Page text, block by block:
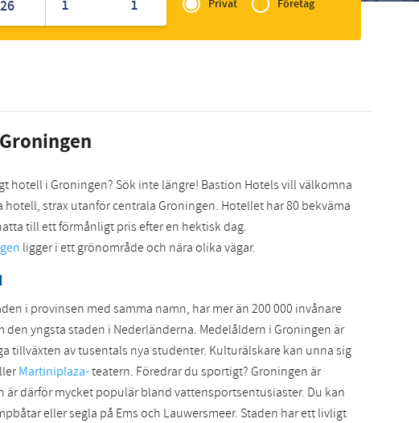
1 1 Privat Företag
hotell i Groningen? Sök inte längre! Bastion Hotels vill välkomna
strax utanför centrala Groningen. Hotellet har 80 bekväma
till ett förmånligt pris efter en hektisk dag.
ligger i ett grönområde och nära olika vägar.
i provinsen med samma namn, har mer än 200 000 invånare
den yngsta staden i Nederländerna. Medelåldern i Groningen är
tillväxten av tusentals nya studenter. Kulturälskare kan unna sig
Martiniplaza-teatern. Föredrar du sportigt? Groningen är
är därför mycket populär bland vattensportsentusiaster. Du kan
eller segla på Ems och Lauwersmeer. Staden har ett livligt